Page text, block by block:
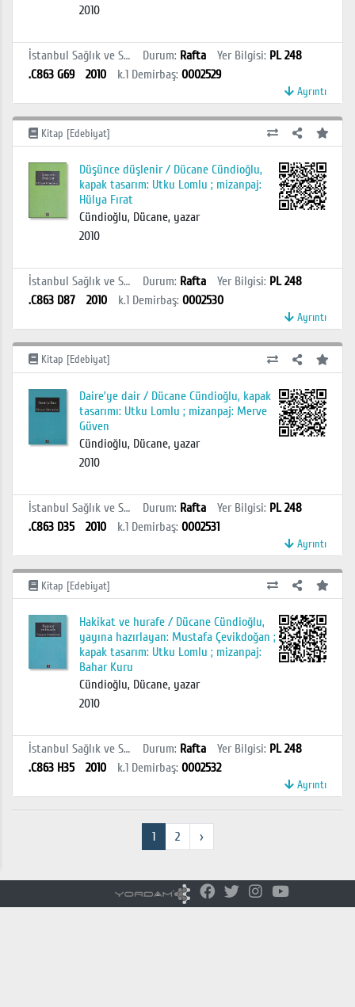
2010
İstanbul Sağlık ve Sosyal Bilimler MYO Kütüphanesi Durum: Rafta Yer Bilgisi: PL 248
.C863 G69
2010 k.1 Demirbaş: 0002529
Ayrıntı
Kitap [Edebiyat]
Düşünce düşlenir / Dücane Cündioğlu,
kapak tasarım: Utku Lomlu ; mizanpaj:
Hülya Fırat
Cündioğlu, Dücane, yazar
2010
İstanbul Sağlık ve Sosyal Bilimler MYO Kütüphanesi Durum: Rafta Yer Bilgisi: PL 248
.C863 D87
2010 k.1 Demirbaş: 0002530
Ayrıntı
Kitap [Edebiyat]
Daire’ye dair / Dücane Cündioğlu, kapak
tasarımı: Utku Lomlu ; mizanpaj: Merve
Güven
Cündioğlu, Dücane, yazar
2010
İstanbul Sağlık ve Sosyal Bilimler MYO Kütüphanesi Durum: Rafta Yer Bilgisi: PL 248
.C863 D35
2010 k.1 Demirbaş: 0002531
Ayrıntı
Kitap [Edebiyat]
Hakikat ve hurafe / Dücane Cündioğlu,
yayına hazırlayan: Mustafa Çevikdoğan ;
kapak tasarım: Utku Lomlu ; mizanpaj:
Bahar Kuru
Cündioğlu, Dücane, yazar
2010
İstanbul Sağlık ve Sosyal Bilimler MYO Kütüphanesi Durum: Rafta Yer Bilgisi: PL 248
.C863 H35
2010 k.1 Demirbaş: 0002532
Ayrıntı
1 2 ›